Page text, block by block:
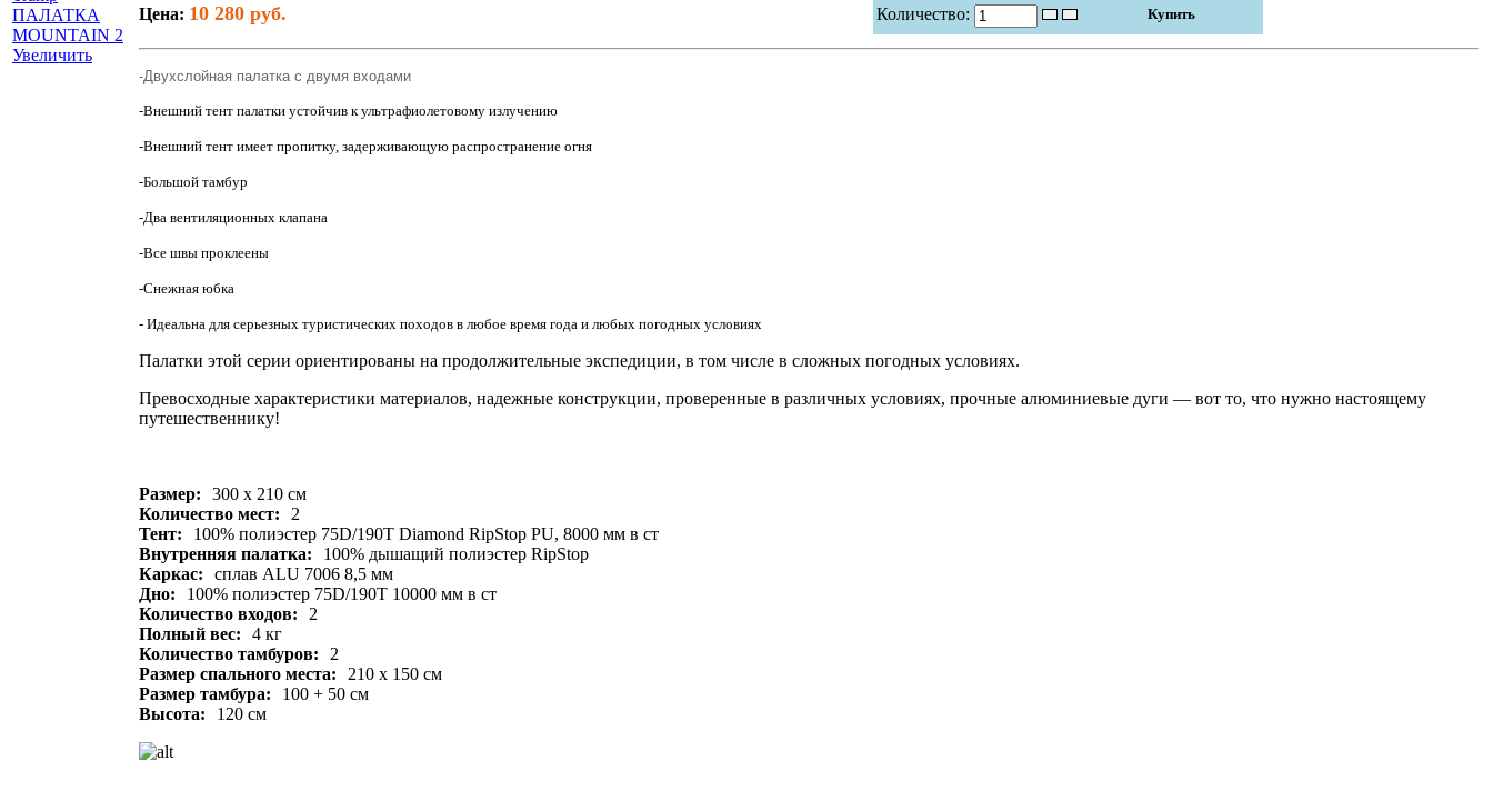
Увеличить
Цена: 10 280 руб. Количество:
-Двухслойная палатка с двумя входами
-Внешний тент палатки устойчив к ультрафиолетовому излучению
-Внешний тент имеет пропитку, задерживающую распространение огня
-Большой тамбур
-Два вентиляционных клапана
-Все швы проклеены
-Снежная юбка
- Идеальна для серьезных туристических по­ходов в любое время года и любых погодных условиях
Палатки этой серии ориентированы на продолжительные экспедиции, в том числе в сложных погодных условиях.
Превосходные характеристики материалов, надежные конструкции, проверенные в различных условиях, прочные алюминиевые дуги — вот то, что нужно настоящему
путешественнику!
Размер:
300 х 210 см
Количество мест:
2
Тент:
100% полиэстер 75D/190T Diamond RipStop PU, 8000 мм в ст
Внутренняя палатка:
100% дышащий полиэстер RipStop
Каркас:
сплав ALU 7006 8,5 мм
Дно:
100% полиэстер 75D/190T 10000 мм в ст
Количество входов:
2
Полный вес:
4 кг
Количество тамбуров:
2
Размер спального места:
210 х 150 см
Размер тамбура:
100 + 50 см
Высота:
120 см